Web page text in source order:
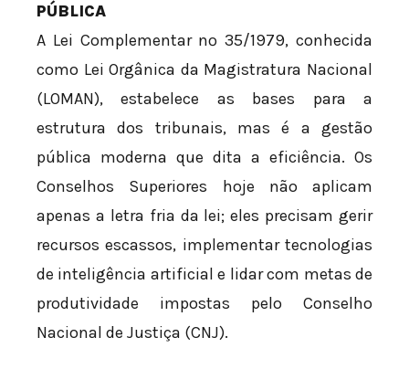
PÚBLICA
A Lei Complementar nº 35/1979, conhecida
como Lei Orgânica da Magistratura Nacional
(LOMAN), estabelece as bases para a
estrutura dos tribunais, mas é a gestão
pública moderna que dita a eficiência. Os
Conselhos Superiores hoje não aplicam
apenas a letra fria da lei; eles precisam gerir
recursos escassos, implementar tecnologias
de inteligência artificial e lidar com metas de
produtividade impostas pelo Conselho
Nacional de Justiça (CNJ).